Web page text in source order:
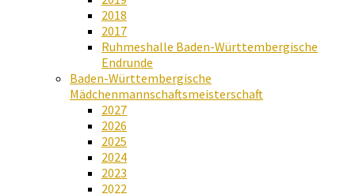
2018
2017
Ruhmeshalle Baden-Württembergische
Endrunde
Baden-Württembergische
Mädchenmannschaftsmeisterschaft
2027
2026
2025
2024
2023
2022